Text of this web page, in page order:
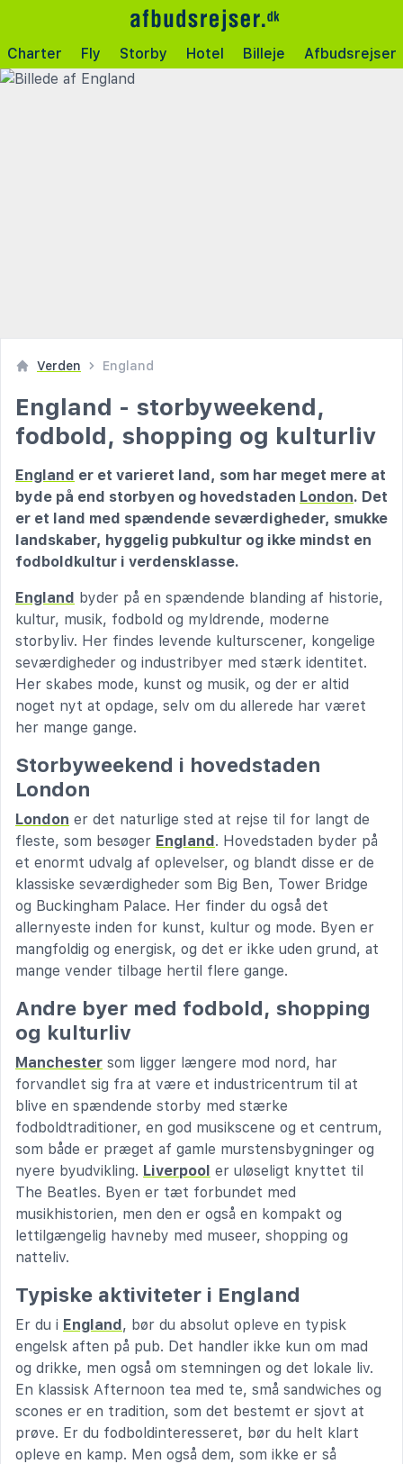
Charter Fly Storby Hotel Billeje Afbudsrejser
Verden England
England - storbyweekend,
fodbold, shopping og kulturliv
England er et varieret land, som har meget mere at
byde på end storbyen og hovedstaden London. Det
er et land med spændende seværdigheder, smukke
landskaber, hyggelig pubkultur og ikke mindst en
fodboldkultur i verdensklasse.
England byder på en spændende blanding af historie,
kultur, musik, fodbold og myldrende, moderne
storbyliv. Her findes levende kulturscener, kongelige
seværdigheder og industribyer med stærk identitet.
Her skabes mode, kunst og musik, og der er altid
noget nyt at opdage, selv om du allerede har været
her mange gange.
Storbyweekend i hovedstaden
London
London er det naturlige sted at rejse til for langt de
fleste, som besøger England. Hovedstaden byder på
et enormt udvalg af oplevelser, og blandt disse er de
klassiske seværdigheder som Big Ben, Tower Bridge
og Buckingham Palace. Her finder du også det
allernyeste inden for kunst, kultur og mode. Byen er
mangfoldig og energisk, og det er ikke uden grund, at
mange vender tilbage hertil flere gange.
Andre byer med fodbold, shopping
og kulturliv
Manchester som ligger længere mod nord, har
forvandlet sig fra at være et industricentrum til at
blive en spændende storby med stærke
fodboldtraditioner, en god musikscene og et centrum,
som både er præget af gamle murstensbygninger og
nyere byudvikling. Liverpool er uløseligt knyttet til
The Beatles. Byen er tæt forbundet med
musikhistorien, men den er også en kompakt og
lettilgængelig havneby med museer, shopping og
natteliv.
Typiske aktiviteter i England
Er du i England, bør du absolut opleve en typisk
engelsk aften på pub. Det handler ikke kun om mad
og drikke, men også om stemningen og det lokale liv.
En klassisk Afternoon tea med te, små sandwiches og
scones er en tradition, som det bestemt er sjovt at
prøve. Er du fodboldinteresseret, bør du helt klart
opleve en kamp. Men også dem, som ikke er så